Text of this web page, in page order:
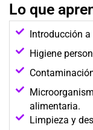
Lo que
Introducción
Higiene
alimentaria.
Limpieza y